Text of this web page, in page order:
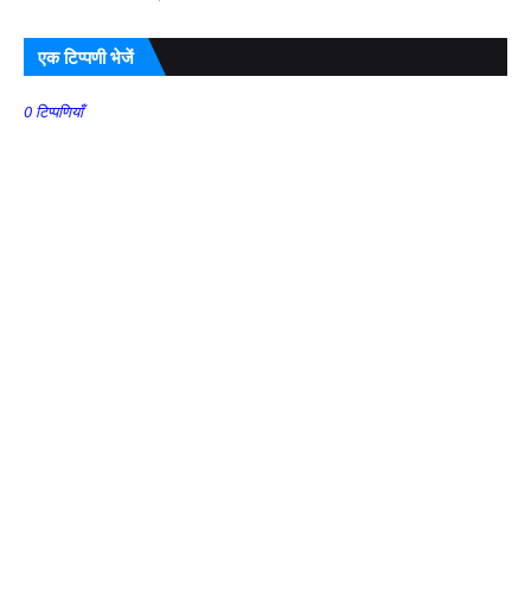
एक टिप्पणी भेजें
0 टिप्पणियाँ